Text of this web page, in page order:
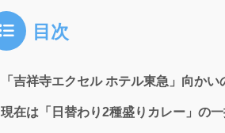
目次
「吉祥寺エクセル ホテル東急」向かい
現在は「日替わり2種盛りカレー」の